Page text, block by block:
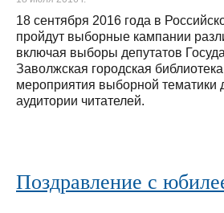
18 сентября 2016 года в
пройдут выборные кампании
включая выборы депутатов
Заволжская городская
мероприятия выборной тематики
аудитории читателей.
Поздравление с